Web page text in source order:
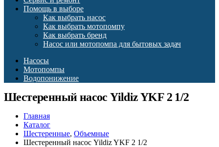
Помощь в выборе
Как выбрать насос
Как выбрать мотопомпу
Как выбрать бренд
Насос или мотопомпа для бытовых задач
Насосы
Мотопомпы
Водопонижение
Шестеренный насос Yildiz YKF 2 1/2
Главная
Каталог
Шестеренные, Объемные
Шестеренный насос Yildiz YKF 2 1/2